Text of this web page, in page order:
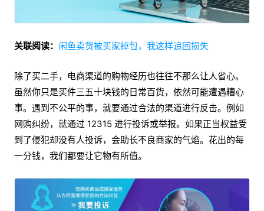
关联阅读： 闲鱼卖货被买家掉包，我这样追回损失
除了买二手，电商渠道的购物经历也往往不那么让人省心。
虽然你只是买件三五十块钱的日常百货，依然可能遭遇糟心
事。遇到不公平的事，就要通过合法的渠道进行反击。例如
网购纠纷，就通过 12315 进行投诉或举报。如果正当权益受
到了侵犯却没有人投诉，会助长不良商家的气焰。花出的每
一分钱，我们都要让它物有所值。